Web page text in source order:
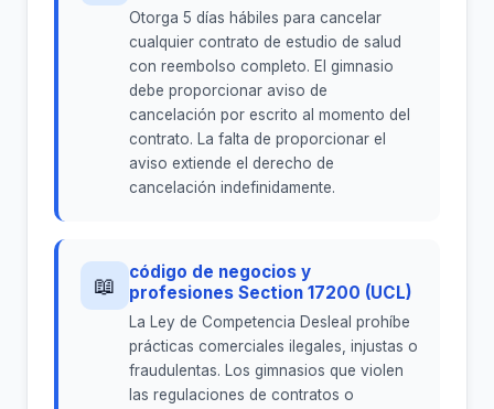
Otorga 5 días hábiles para cancelar
cualquier contrato de estudio de salud
con reembolso completo. El gimnasio
debe proporcionar aviso de
cancelación por escrito al momento del
contrato. La falta de proporcionar el
aviso extiende el derecho de
cancelación indefinidamente.
📖
código de negocios y
profesiones Section 17200 (UCL)
La Ley de Competencia Desleal prohíbe
prácticas comerciales ilegales, injustas o
fraudulentas. Los gimnasios que violen
las regulaciones de contratos o